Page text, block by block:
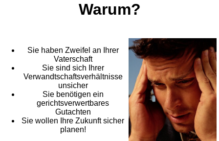
Warum?
Sie haben Zweifel an Ihrer
Vaterschaft
Sie sind sich Ihrer
Verwandtschaftsverhältnisse
unsicher
Sie benötigen ein
gerichtsverwertbares
Gutachten
Sie wollen Ihre Zukunft sicher
planen!